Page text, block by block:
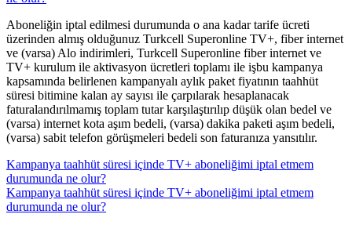
​Aboneliğin iptal edilmesi durumunda o ana kadar tarife ücreti
üzerinden almış olduğunuz Turkcell Superonline TV+, fiber internet
ve (varsa) Alo indirimleri, Turkcell Superonline fiber internet ve
TV+ kurulum ile aktivasyon ücretleri toplamı ile işbu kampanya
kapsamında belirlenen kampanyalı aylık paket fiyatının taahhüt
süresi bitimine kalan ay sayısı ile çarpılarak hesaplanacak
faturalandırılmamış toplam tutar karşılaştırılıp düşük olan bedel ve
(varsa) internet kota aşım bedeli, (varsa) dakika paketi aşım bedeli,
(varsa) sabit telefon görüşmeleri bedeli son faturanıza yansıtılır. ​
Kampanya taahhüt süresi içinde TV+ aboneliğimi iptal etmem
durumunda ne olur?
Kampanya taahhüt süresi içinde TV+ aboneliğimi iptal etmem
durumunda ne olur?